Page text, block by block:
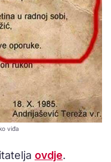
viđa
ovdje.